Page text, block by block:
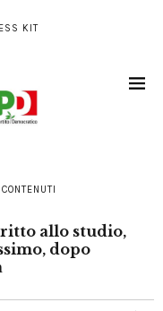
KIT
allo studio,
dopo